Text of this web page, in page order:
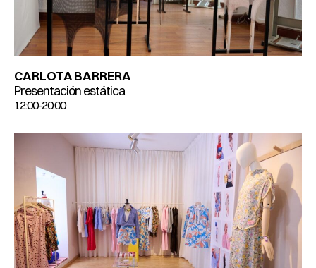
CARLOTA BARRERA
Presentación estática
12:00-20:00